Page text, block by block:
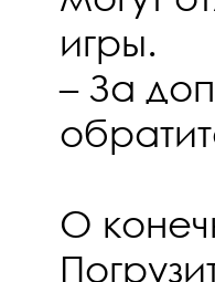
игры.
– За
О